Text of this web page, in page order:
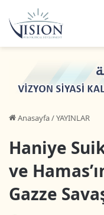
Anasayfa/YAYINLAR
Haniye
ve
Gazze